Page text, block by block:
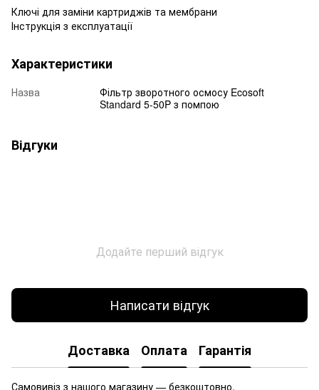
Ключі для заміни картриджів та мембрани
Інструкція з експлуатації
Характеристики
Назва
Фільтр зворотного осмосу Ecosoft
Standard 5-50P з помпою
Відгуки
Додайте перший відгук
Написати відгук
Доставка Оплата Гарантія
Самовивіз з нашого магазину — безкоштовно.